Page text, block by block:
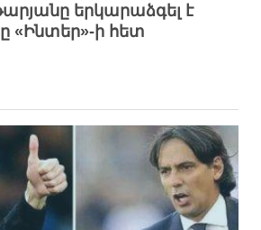
երկարաձգել է
«Ինտեր»-ի հետ